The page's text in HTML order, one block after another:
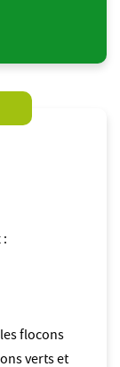
flocons
verts et